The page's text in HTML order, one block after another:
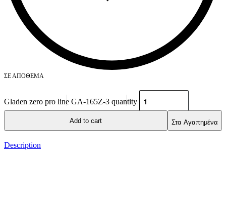
ΣΕ ΑΠΌΘΕΜΑ
Gladen zero pro line GA-165Z-3 quantity
Add to cart Στα Αγαπημένα
Description